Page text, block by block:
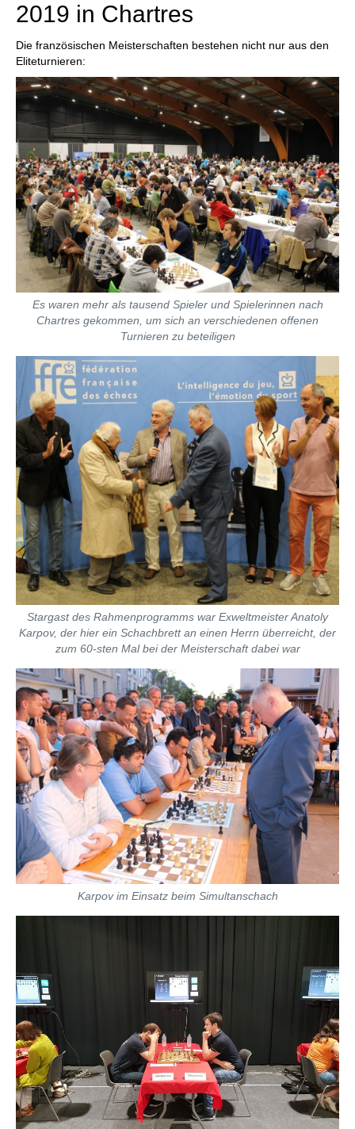
2019 in Chartres
Die französischen Meisterschaften bestehen nicht nur aus den
Eliteturnieren:
Es waren mehr als tausend Spieler und Spielerinnen nach
Chartres gekommen, um sich an verschiedenen offenen
Turnieren zu beteiligen
Stargast des Rahmenprogramms war Exweltmeister Anatoly
Karpov, der hier ein Schachbrett an einen Herrn überreicht, der
zum 60-sten Mal bei der Meisterschaft dabei war
Karpov im Einsatz beim Simultanschach